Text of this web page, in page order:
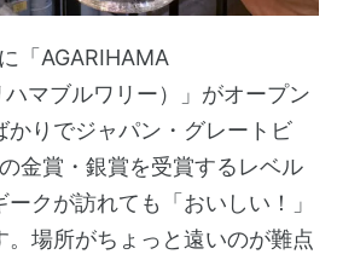
「AGARIHAMA
ハマブルワリー）」がオープン
かりでジャパン・グレートビ
金賞・銀賞を受賞するレベル
クが訪れても「おいしい！」
。場所がちょっと遠いのが難点